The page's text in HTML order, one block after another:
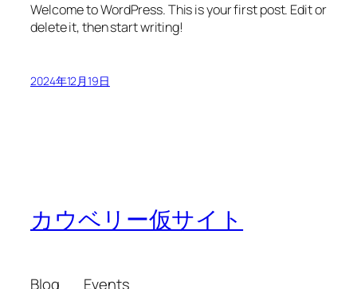
Welcome to WordPress. This is your first post. Edit or
delete it, then start writing!
2024年12月19日
カウベリー仮サイト
Blog
Events